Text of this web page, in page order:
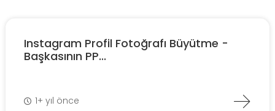
Instagram Profil Fotoğrafı Büyütme -
Başkasının PP...
1+ yıl önce